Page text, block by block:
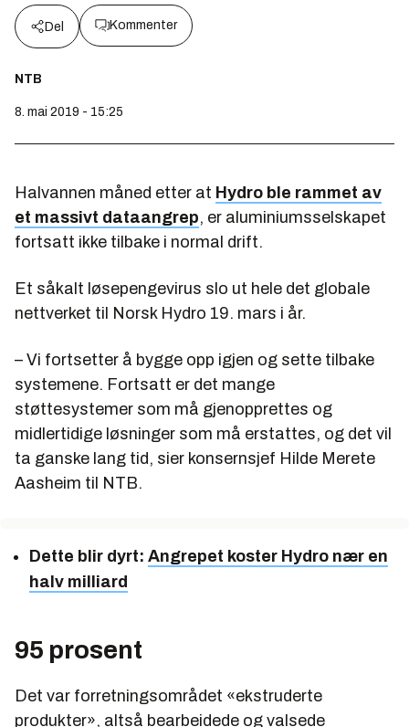
Del Kommenter
NTB
8. mai 2019 - 15:25
Halvannen måned etter at Hydro ble rammet av
et massivt dataangrep, er aluminiumsselskapet
fortsatt ikke tilbake i normal drift.
Et såkalt løsepengevirus slo ut hele det globale
nettverket til Norsk Hydro 19. mars i år.
– Vi fortsetter å bygge opp igjen og sette tilbake
systemene. Fortsatt er det mange
støttesystemer som må gjenopprettes og
midlertidige løsninger som må erstattes, og det vil
ta ganske lang tid, sier konsernsjef Hilde Merete
Aasheim til NTB.
Dette blir dyrt: Angrepet koster Hydro nær en
halv milliard
95 prosent
Det var forretningsområdet «ekstruderte
produkter», altså bearbeidede og valsede